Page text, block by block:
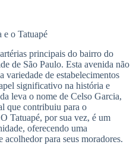
e o Tatuapé
principais do bairro do
de São Paulo. Esta avenida não
variedade de estabelecimentos
significativo na história e
leva o nome de Celso Garcia,
que contribuiu para o
Tatuapé, por sua vez, é um
oferecendo uma
para seus moradores.